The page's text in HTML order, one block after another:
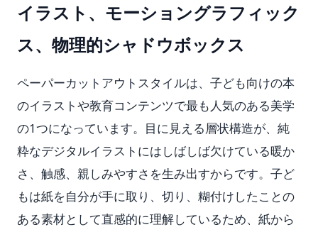
イラスト、モーショングラフィック
ス、物理的シャドウボックス
ペーパーカットアウトスタイルは、子ども向けの本
のイラストや教育コンテンツで最も人気のある美学
の1つになっています。目に見える層状構造が、純
粋なデジタルイラストにはしばしば欠けている暖か
さ、触感、親しみやすさを生み出すからです。子ど
もは紙を自分が手に取り、切り、糊付けしたことの
ある素材として直感的に理解しているため、紙から